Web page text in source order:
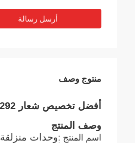
أرسل رسالة
منتوج وصف
أفضل تخصيص شعار H.Z4292 حقن صب مكونات قوالب أجزاء السيارات المورد
وصف المنتج
اسم المنتج :وحدات منزلقة H.Z4292